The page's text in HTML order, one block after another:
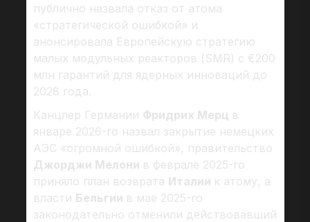
публично назвала отказ от атома
«стратегической ошибкой» и
анонсировала Европейскую стратегию
малых модульных реакторов (SMR) с €200
млн гарантий для ядерных инноваций до
2028 года.
Канцлер Германии Фридрих Мерц в
январе 2026-го назвал закрытие немецких
АЭС «огромной ошибкой», правительство
Джорджи Мелони в феврале 2025-го
приняло план возврата Италии к атому, а
власти Бельгии в мае 2025-го
законодательно отменили действовавший